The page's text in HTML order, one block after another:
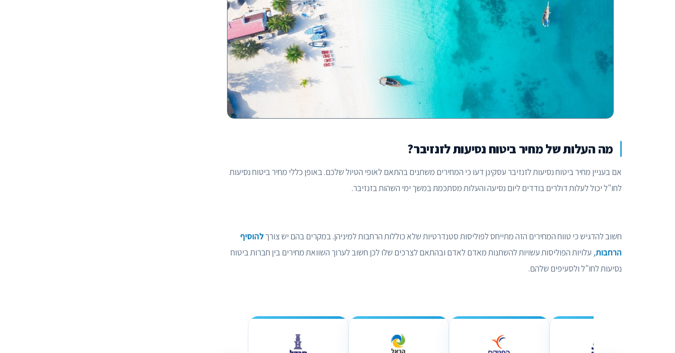
מה העלות של מחיר ביטוח נסיעות לזנזיבר?
אם בעניין מחיר ביטוח נסיעות לזנזיבר עסקינן דעו כי המחירים משתנים בהתאם לאופי הטיול שלכם. באופן כללי מחיר ביטוח נסיעות
לחו"ל יכול לעלות דולרים בודדים ליום נסיעה והעלות מסתכמת במשך ימי השהות בזנזיבר.
חשוב להדגיש כי טווח המחירים הזה מתייחס לפוליסות סטנדרטיות שלא כוללות הרחבות למיניהן. במקרים בהם יש צורךלהוסיף
הרחבות, עלויות הפוליסות עשויות להשתנות מאדם לאדם ובהתאם לצרכים שלו לכן חשוב לערוך השוואת מחירים בין חברות ביטוח
נסיעות לחו"ל ולסעיפים שלהם.